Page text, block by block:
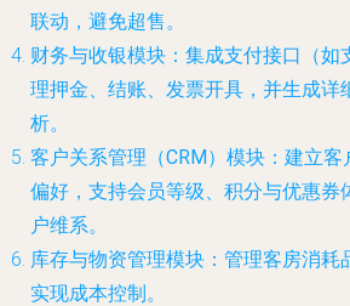
联动，避免超售。
财务与收银模块 ：集成支付接口（
理押金、结账、发票开具，并生成详
析。
客户关系管理（CRM）模块 ：建立
偏好，支持会员等级、积分与优惠券
户维系。
库存与物资管理模块 ：管理客房消
实现成本控制。